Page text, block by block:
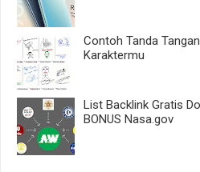
Contoh Tanda
Karaktermu
List Backlink Gratis
BONUS Nasa.gov